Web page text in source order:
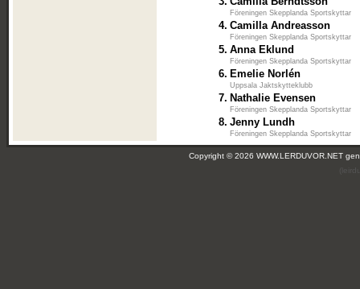
Föreningen Skepplanda Sportskyttar
4. Camilla Andreasson
Föreningen Skepplanda Sportskyttar
5. Anna Eklund
Föreningen Skepplanda Sportskyttar
6. Emelie Norlén
Uppsala Jaktskytteklubb
7. Nathalie Evensen
Föreningen Skepplanda Sportskyttar
8. Jenny Lundh
Föreningen Skepplanda Sportskyttar
Copyright © 2026 WWW.LERDUVOR.NET